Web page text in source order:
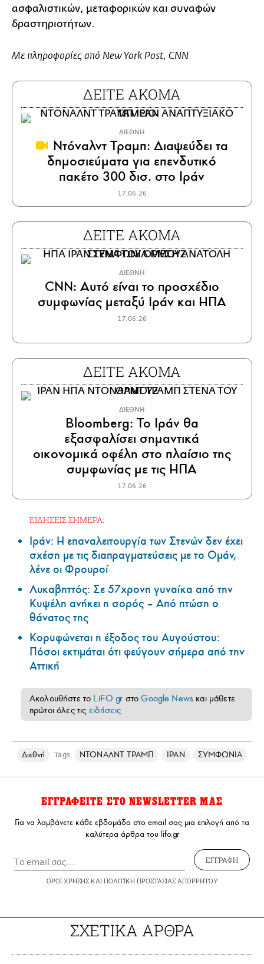
ασφαλιστικών, μεταφορικών και συναφών
δραστηριοτήτων.
Με πληροφορίες από New York Post, CNN
ΔΕΙΤΕ ΑΚΟΜΑ
ΔΙΕΘΝΗ
Ντόναλντ Τραμπ: Διαψεύδει τα
δημοσιεύματα για επενδυτικό
πακέτο 300 δισ. στο Ιράν
17.06.26
ΔΕΙΤΕ ΑΚΟΜΑ
ΔΙΕΘΝΗ
CNN: Αυτό είναι το προσχέδιο
συμφωνίας μεταξύ Ιράν και ΗΠΑ
17.06.26
ΔΕΙΤΕ ΑΚΟΜΑ
ΔΙΕΘΝΗ
Bloomberg: Το Ιράν θα
εξασφαλίσει σημαντικά
οικονομικά οφέλη στο πλαίσιο της
συμφωνίας με τις ΗΠΑ
17.06.26
ΕΙΔΗΣΕΙΣ ΣΗΜΕΡΑ:
Ιράν: Η επαναλειτουργία των Στενών δεν έχει
σχέση με τις διαπραγματεύσεις με το Ομάν,
λένε οι Φρουροί
Λυκαβηττός: Σε 57χρονη γυναίκα από την
Κυψέλη ανήκει η σορός – Από πτώση ο
θάνατος της
Κορυφώνεται η έξοδος του Αυγούστου:
Πόσοι εκτιμάται ότι φεύγουν σήμερα από την
Αττική
Ακολουθήστε το LiFO.gr στοGoogle News και μάθετε
πρώτοι όλες τις ειδήσεις
Διεθνή Tags ΝΤΟΝΑΛΝΤ ΤΡΑΜΠ ΙΡΑΝ ΣΥΜΦΩΝΙΑ
ΕΓΓΡΑΦΕΙΤΕ ΣΤΟ NEWSLETTER ΜΑΣ
Για να λαμβάνετε κάθε εβδομάδα στο email σας μια επιλογή από τα
καλύτερα άρθρα του lifo.gr
ΕΓΓΡΑΦΗ
ΟΡΟΙ ΧΡΗΣΗΣΚΑΙ ΠΟΛΙΤΙΚΗ ΠΡΟΣΤΑΣΙΑΣ ΑΠΟΡΡΗΤΟΥ
ΣΧΕΤΙΚΑ ΑΡΘΡΑ